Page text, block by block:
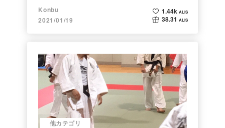
まで。注目される非証券性🐶
Konbu
2021/01/19
1.44k ALIS
38.31 ALIS
他カテゴリ